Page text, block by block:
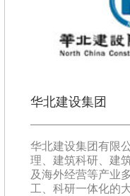
华北建设集团
华北建设集团有限
理、建筑科研、建
及海外经营等产业
工、科研一体化的